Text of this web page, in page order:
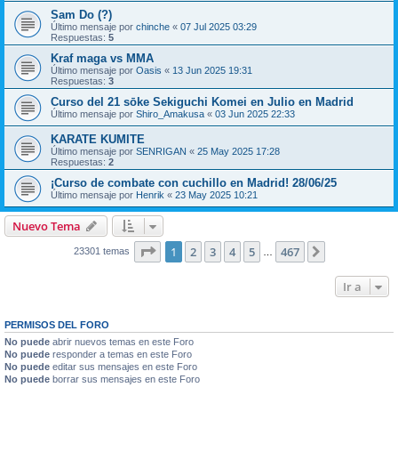
Sam Do (?)
Último mensaje por chinche « 07 Jul 2025 03:29
Respuestas: 5
Kraf maga vs MMA
Último mensaje por Oasis « 13 Jun 2025 19:31
Respuestas: 3
Curso del 21 sōke Sekiguchi Komei en Julio en Madrid
Último mensaje por Shiro_Amakusa « 03 Jun 2025 22:33
KARATE KUMITE
Último mensaje por SENRIGAN « 25 May 2025 17:28
Respuestas: 2
¡Curso de combate con cuchillo en Madrid! 28/06/25
Último mensaje por Henrik « 23 May 2025 10:21
Nuevo Tema
23301 temas Página de 467
1 2 3 4 5 467
Ir a
PERMISOS DEL FORO
No puede abrir nuevos temas en este Foro
No puede responder a temas en este Foro
No puede editar sus mensajes en este Foro
No puede borrar sus mensajes en este Foro